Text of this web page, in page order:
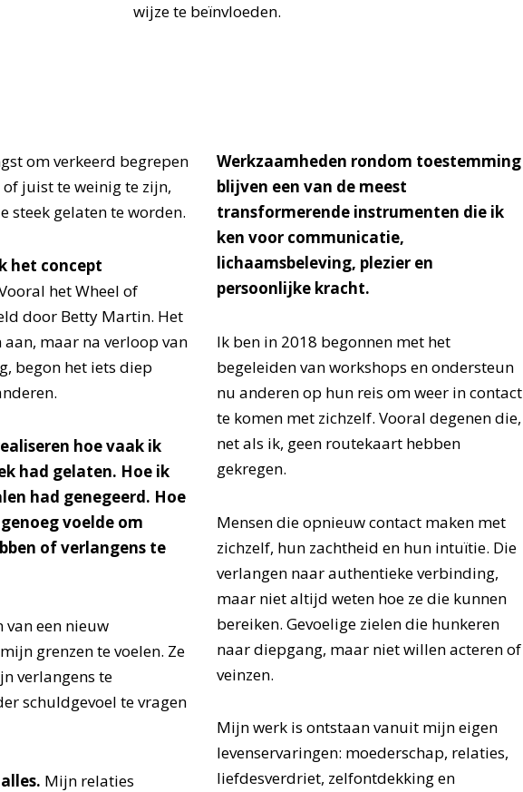
wijze te beïnvloeden.
om verkeerd begrepen
juist te weinig te zijn,
steek gelaten te worden.
het concept
het Wheel of
door Betty Martin. Het
maar na verloop van
begon het iets diep
hoe vaak ik
had gelaten. Hoe ik
had genegeerd. Hoe
voelde om
of verlangens te
van een nieuw
grenzen te voelen. Ze
verlangens te
schuldgevoel te vragen
Mijn relaties
Werkzaamheden rondom toestemming
blijven een van de meest
transformerende instrumenten die ik
ken voor communicatie,
lichaamsbeleving, plezier en
persoonlijke kracht.
Ik ben in 2018 begonnen met het
begeleiden van workshops en ondersteun
nu anderen op hun reis om weer in contact
te komen met zichzelf. Vooral degenen die,
net als ik, geen routekaart hebben
gekregen.
Mensen die opnieuw contact maken met
zichzelf, hun zachtheid en hun intuïtie. Die
verlangen naar authentieke verbinding,
maar niet altijd weten hoe ze die kunnen
bereiken. Gevoelige zielen die hunkeren
naar diepgang, maar niet willen acteren of
veinzen.
Mijn werk is ontstaan vanuit mijn eigen
levenservaringen: moederschap, relaties,
liefdesverdriet, zelfontdekking en